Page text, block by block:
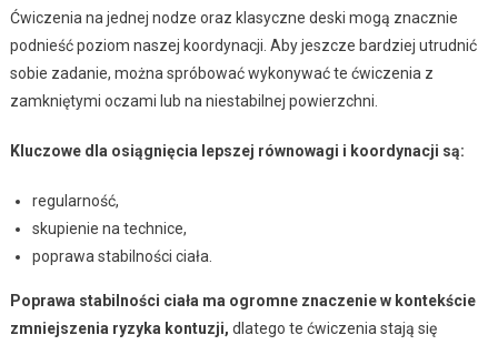
Ćwiczenia na jednej nodze oraz klasyczne deski mogą znacznie
podnieść poziom naszej koordynacji. Aby jeszcze bardziej utrudnić
sobie zadanie, można spróbować wykonywać te ćwiczenia z
zamkniętymi oczami lub na niestabilnej powierzchni.
Kluczowe dla osiągnięcia lepszej równowagi i koordynacji są:
regularność,
skupienie na technice,
poprawa stabilności ciała.
Poprawa stabilności ciała ma ogromne znaczenie w kontekście
zmniejszenia ryzyka kontuzji, dlatego te ćwiczenia stają się